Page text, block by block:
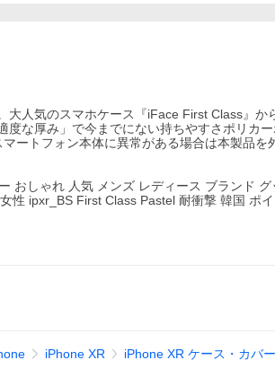
人気のスマホケース『iFace First Class』か
な厚み」で今までにない持ちやすさポリカ
ートフォン本体に異常がある場合は本製品
おしゃれ 人気 メンズ レディース ブランド
性 ipxr_BS First Class Pastel 耐衝撃 韓国 ポ
iPhone XR iPhone XR ケース・カバー